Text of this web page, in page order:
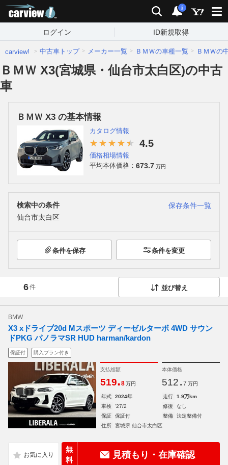
検索 通知
i
ログイン ID新規取得
carview! 中古車トップ メーカー一覧 ＢＭＷの車種一覧 ＢＭＷの
ＢＭＷ X3(宮城県・仙台市太白区)の中古
車
ＢＭＷ X3 の基本情報
カタログ情報
4.5
価格相場情報
平均本体価格： 673.7 万円
検索中の条件
保存条件一覧
仙台市太白区
条件を保存 条件を変更
6件 並び替え
BMW
X3 xドライブ20d Mスポーツ ディーゼルターボ 4WD サウン
ドPKG パノラマSR HUD harman/kardon
保証付 購入プラン付き
支払総額
519.8 万円
本体価格
512. 7 万円
年式 2024年 走行
1.9万km
車検
'27/2 修復
なし
保証
保証付 整備
法定整備付
住所
宮城県 仙台市太白区
無
料
見積もり・在庫確認